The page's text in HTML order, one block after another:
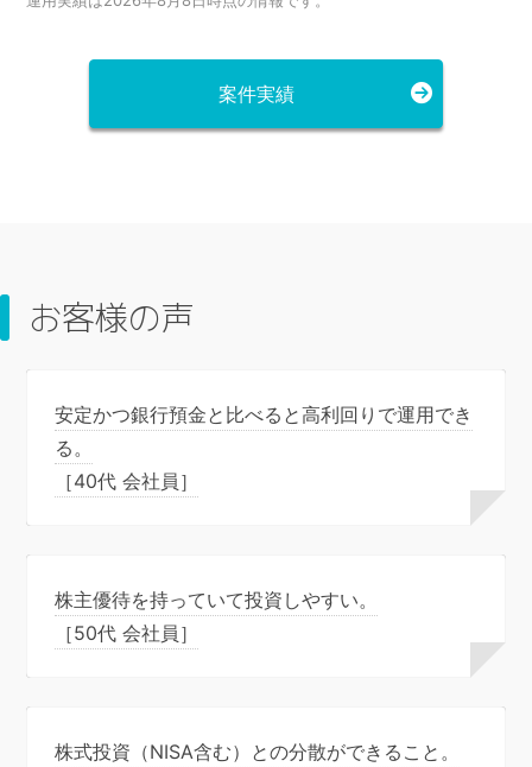
案件実績
お客様の声
安定かつ銀行預金と比べると高利回りで運用でき
る。
［40代 会社員］
株主優待を持っていて投資しやすい。
［50代 会社員］
株式投資（NISA含む）との分散ができること。